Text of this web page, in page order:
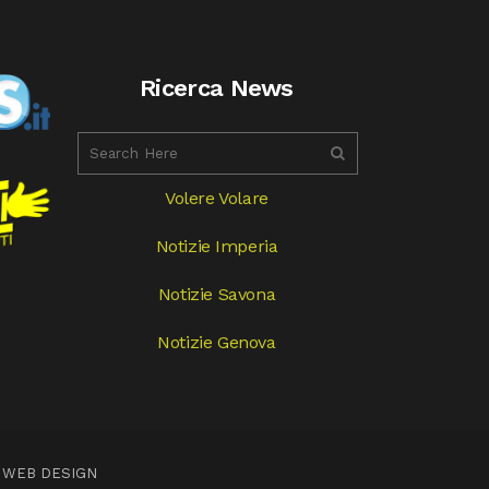
Ricerca News
Volere Volare
Notizie Imperia
Notizie Savona
Notizie Genova
DESIGN